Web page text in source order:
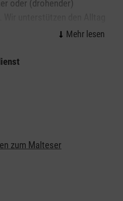
oder (drohender)
und Kitas in Oberhausen,
können.
wir ganz individuell, je
Jugendlichen
zum Malteser